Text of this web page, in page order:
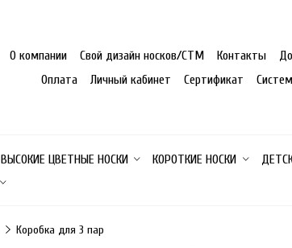
О компании Свой дизайн носков/СТМ Контакты
Оплата
Личный кабинет Сертификат
ВЫСОКИЕ ЦВЕТНЫЕ НОСКИ КОРОТКИЕ НОСКИ
Коробка для 3 пар